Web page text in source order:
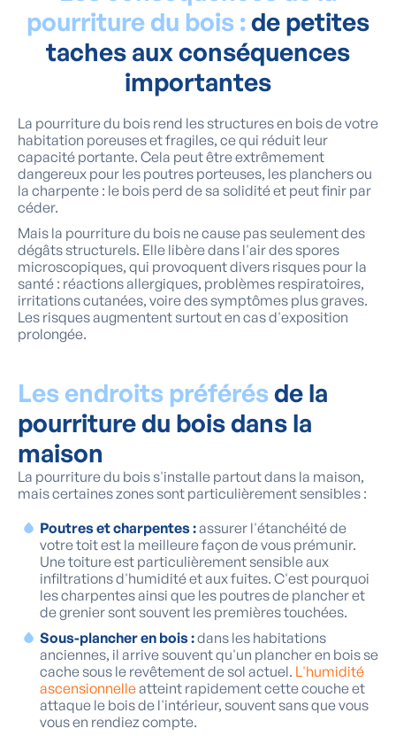
pourriture du bois :de petites
taches aux conséquences
importantes
La pourriture du bois rend les structures en bois de votre
habitation poreuses et fragiles, ce qui réduit leur
capacité portante. Cela peut être extrêmement
dangereux pour les poutres porteuses, les planchers ou
la charpente : le bois perd de sa solidité et peut finir par
céder.
Mais la pourriture du bois ne cause pas seulement des
dégâts structurels. Elle libère dans l'air des spores
microscopiques, qui provoquent divers risques pour la
santé : réactions allergiques, problèmes respiratoires,
irritations cutanées, voire des symptômes plus graves.
Les risques augmentent surtout en cas d'exposition
prolongée.
Les endroits préférésde la
pourriture du bois dans la
maison
La pourriture du bois s'installe partout dans la maison,
mais certaines zones sont particulièrement sensibles :
Poutres et charpentes :assurer l'étanchéité de
votre toit est la meilleure façon de vous prémunir.
Une toiture est particulièrement sensible aux
infiltrations d'humidité et aux fuites. C'est pourquoi
les charpentes ainsi que les poutres de plancher et
de grenier sont souvent les premières touchées.
Sous-plancher en bois :dans les habitations
anciennes, il arrive souvent qu'un plancher en bois se
cache sous le revêtement de sol actuel. L'humidité
ascensionnelleatteint rapidement cette couche et
attaque le bois de l'intérieur, souvent sans que vous
vous en rendiez compte.